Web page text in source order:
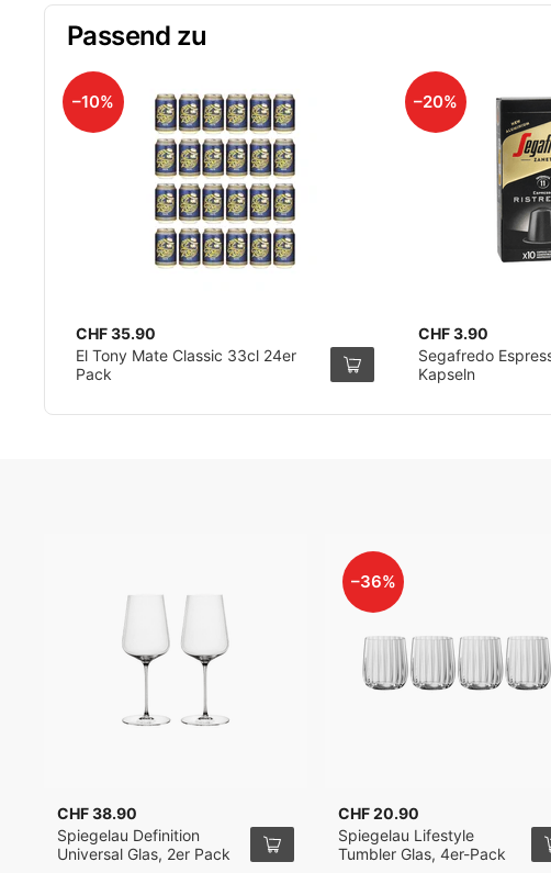
Passend zu
–10%
CHF 35.90
El Tony Mate Classic 33cl 24er
Pack
–20%
CHF 3.90
Segafredo
Kapseln
CHF 38.90
Spiegelau Definition
Universal Glas, 2er Pack
–36%
CHF 20.90
Spiegelau Lifestyle
Tumbler Glas, 4er-Pack